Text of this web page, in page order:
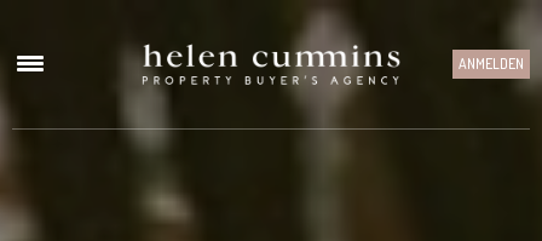
ANMELDEN